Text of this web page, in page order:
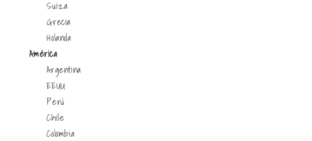
Suiza
Grecia
Holanda
América
Argentina
EEUU
Perú
Chile
Colombia